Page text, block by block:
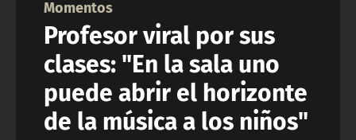
Momentos
Profesor viral por sus
clases: "En la sala uno
puede abrir el horizonte
de la música a los niños"